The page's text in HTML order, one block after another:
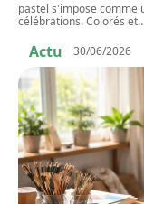
pastel s'impose comme
célébrations. Colorés et
Actu 30/06/2026